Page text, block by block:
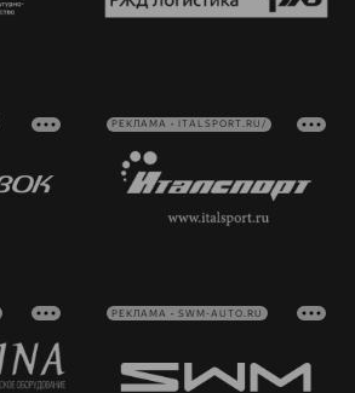
РЕКЛАМА • ITALSPORT.RU/
РЕКЛАМА • SWM-AUTO.RU